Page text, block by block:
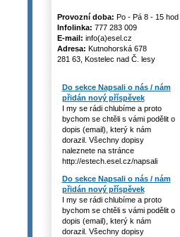
Provozní doba: Po - Pá 8 - 15 hod
Infolinka: 777 283 009
E-mail: info(a)esel.cz
Adresa: Kutnohorská 678
281 63, Kostelec nad Č. lesy
Do sekce Napsali o nás / nám
přidán nový příspěvek
I my se rádi chlubíme a proto
bychom se chtěli s vámi podělit o
dopis (email), který k nám
dorazil. Všechny dopisy
naleznete na stránce
http://estech.esel.cz/napsali
Do sekce Napsali o nás / nám
přidán nový příspěvek
I my se rádi chlubíme a proto
bychom se chtěli s vámi podělit o
dopis (email), který k nám
dorazil. Všechny dopisy